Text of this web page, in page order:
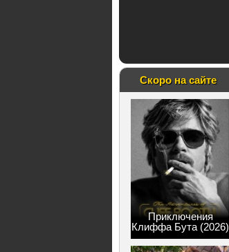
Скоро на сайте
Приключения
Клиффа Бута (2026)